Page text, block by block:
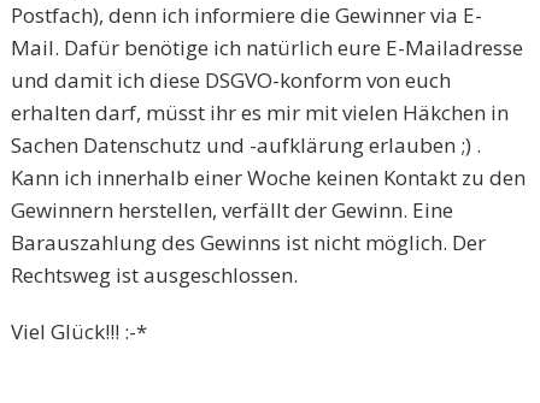
Postfach), denn ich informiere die Gewinner via E-
Mail. Dafür benötige ich natürlich eure E-Mailadresse
und damit ich diese DSGVO-konform von euch
erhalten darf, müsst ihr es mir mit vielen Häkchen in
Sachen Datenschutz und -aufklärung erlauben ;) .
Kann ich innerhalb einer Woche keinen Kontakt zu den
Gewinnern herstellen, verfällt der Gewinn. Eine
Barauszahlung des Gewinns ist nicht möglich. Der
Rechtsweg ist ausgeschlossen.
Viel Glück!!! :-*